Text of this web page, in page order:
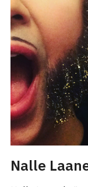
Nalle